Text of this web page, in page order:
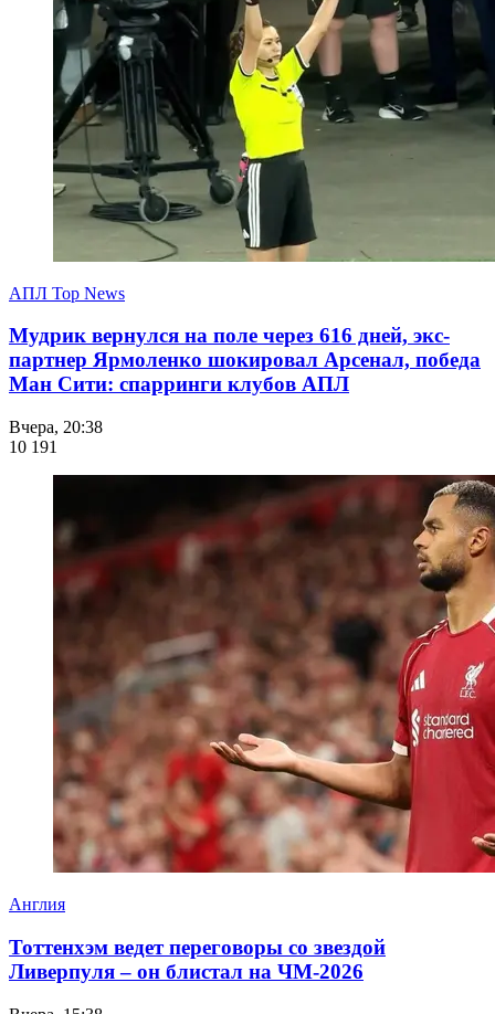
АПЛ Top News
Мудрик вернулся на поле через 616 дней, экс-
партнер Ярмоленко шокировал Арсенал, победа
Ман Сити: спарринги клубов АПЛ
Вчера, 20:38
10 191
Англия
Тоттенхэм ведет переговоры со звездой
Ливерпуля – он блистал на ЧМ-2026